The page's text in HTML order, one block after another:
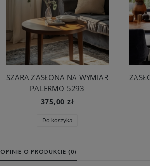
SZARA ZASŁONA NA WYMIAR
PALERMO 5293
375,00 zł
Do koszyka
OPINIE O PRODUKCIE (0)